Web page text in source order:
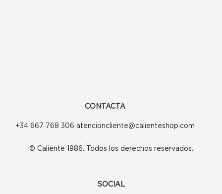
CONTACTA
+34 667 768 306 atencioncliente@calienteshop.com
© Caliente 1986. Todos los derechos reservados.
SOCIAL